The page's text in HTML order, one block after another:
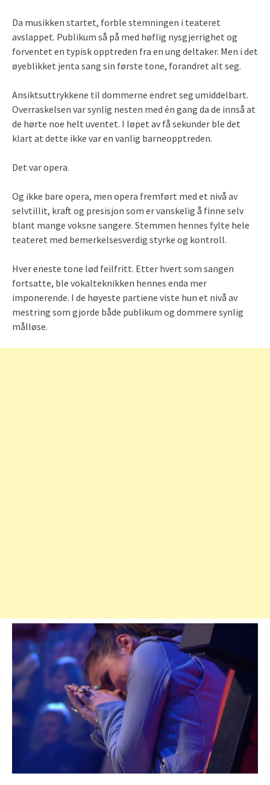
Da musikken startet, forble stemningen i teateret
avslappet. Publikum så på med høflig nysgjerrighet og
forventet en typisk opptreden fra en ung deltaker. Men i det
øyeblikket jenta sang sin første tone, forandret alt seg.
Ansiktsuttrykkene til dommerne endret seg umiddelbart.
Overraskelsen var synlig nesten med én gang da de innså at
de hørte noe helt uventet. I løpet av få sekunder ble det
klart at dette ikke var en vanlig barneopptreden.
Det var opera.
Og ikke bare opera, men opera fremført med et nivå av
selvtillit, kraft og presisjon som er vanskelig å finne selv
blant mange voksne sangere. Stemmen hennes fylte hele
teateret med bemerkelsesverdig styrke og kontroll.
Hver eneste tone lød feilfritt. Etter hvert som sangen
fortsatte, ble vokalteknikken hennes enda mer
imponerende. I de høyeste partiene viste hun et nivå av
mestring som gjorde både publikum og dommere synlig
målløse.